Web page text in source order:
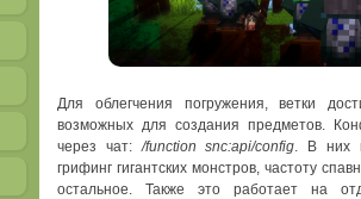
Для облегчения погружения, ветки
возможных для создания предметов.
через чат:/function snc:api/config. В них
грифинг гигантских монстров, частоту
остальное. Также это работает на